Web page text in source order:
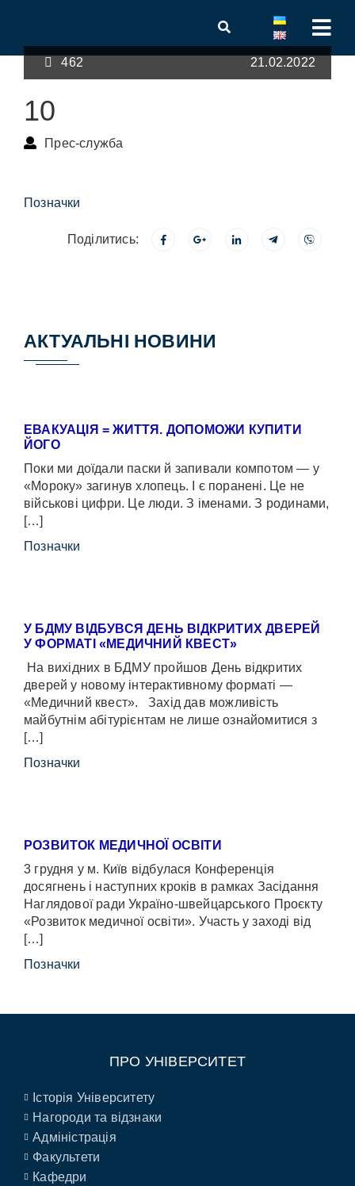
462 21.02.2022
10
Прес-служба
Позначки
Поділитись:
АКТУАЛЬНІ НОВИНИ
ЕВАКУАЦІЯ = ЖИТТЯ. ДОПОМОЖИ КУПИТИ
ЙОГО
Поки ми доїдали паски й запивали компотом — у
«Мороку» загинув хлопець. І є поранені. Це не
військові цифри. Це люди. З іменами. З родинами,
[…]
Позначки
У БДМУ ВІДБУВСЯ ДЕНЬ ВІДКРИТИХ ДВЕРЕЙ
У ФОРМАТІ «МЕДИЧНИЙ КВЕСТ»
На вихідних в БДМУ пройшов День відкритих
дверей у новому інтерактивному форматі —
«Медичний квест». Захід дав можливість
майбутнім абітурієнтам не лише ознайомитися з
[…]
Позначки
РОЗВИТОК МЕДИЧНОЇ ОСВІТИ
3 грудня у м. Київ відбулася Конференція
досягнень і наступних кроків в рамках Засідання
Наглядової ради Україно-швейцарського Проєкту
«Розвиток медичної освіти». Участь у заході від
[…]
Позначки
ПРО УНІВЕРСИТЕТ
Історія Університету
Нагороди та відзнаки
Адміністрація
Факультети
Кафедри